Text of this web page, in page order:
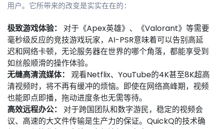
用户。它所带来的改变是实实在在的：
极致游戏体验：
对于《Apex英雄》、《Valorant》等需要
毫秒级反应的竞技游戏玩家，AI-PSR意味着可以告别高延
迟和网络卡顿，无论服务器在世界的哪个角落，都能享受到
如丝般顺滑的操作体验。
无缝高清流媒体：
观看Netflix、YouTube的4K甚至8K超高
清视频时，将不再有缓冲的烦恼。即使在网络高峰期，视频
也能即点即播，拖动进度条也无需等待。
高效远程办公：
对于跨国团队和数字游民，稳定的视频会
议、高速的大文件传输是生产力的保证。QuickQ的技术确